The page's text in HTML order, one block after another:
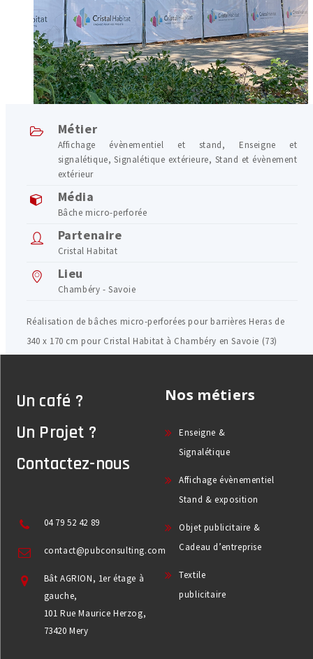
Métier
Affichage évènementiel et stand, Enseigne et
signalétique,Signalétique extérieure, Stand et évènement
extérieur
Média
Bâche micro-perforée
Partenaire
Cristal Habitat
Lieu
Chambéry - Savoie
Réalisation de bâches micro-perforées pour barrières Heras de
340 x 170 cm pour Cristal Habitat à Chambéry en Savoie (73)
Un café ?
Un Projet ?
Contactez-nous
04 79 52 42 89
contact@pubconsulting.com
Bât AGRION, 1er étage à
gauche,
101 Rue Maurice Herzog,
73420 Mery
Nos métiers
Enseigne &
Signalétique
Affichage évènementiel
Stand & exposition
Objet publicitaire &
Cadeau d’entreprise
Textile
publicitaire